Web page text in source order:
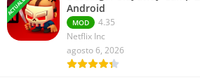
Android
MOD
4.35
Netflix Inc
agosto 6, 2026